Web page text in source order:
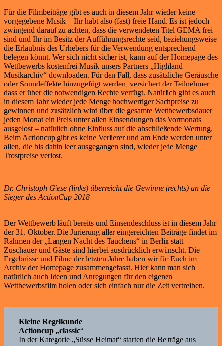
Für die Filmbeiträge gibt es auch in diesem Jahr wieder keine
vorgegebene Musik – Ihr habt also (fast) freie Hand. Es ist jedoch
zwingend darauf zu achten, dass die verwendeten Titel GEMA frei
sind und Ihr im Besitz der Aufführungsrechte seid, beziehungsweise
die Erlaubnis des Urhebers für die Verwendung entsprechend
belegen könnt. Wer sich nicht sicher ist, kann auf der Homepage des
Wettbewerbs kostenfrei Musik unsers Partners „Highland
Musikarchiv“ downloaden. Für den Fall, dass zusätzliche Geräusche
oder Soundeffekte hinzugefügt werden, versichert der Teilnehmer,
dass er über die notwendigen Rechte verfügt. Natürlich gibt es auch
in diesem Jahr wieder jede Menge hochwertiger Sachpreise zu
gewinnen und zusätzlich wird über die gesamte Wettbewerbsdauer
jeden Monat ein Preis unter allen Einsendungen das Vormonats
ausgelost – natürlich ohne Einfluss auf die abschließende Wertung.
Beim Actioncup gibt es keine Verlierer und am Ende werden unter
allen, die bis dahin leer ausgegangen sind, wieder jede Menge
Trostpreise verlost.
Dr. Christoph Giese (links) überreicht die Gewinne (rechts) an die
Sieger des ActionCup 2018
Der Wettbewerb läuft bereits und Einsendeschluss ist in diesem Jahr
der 31. Oktober. Die Jurierung aller eingereichten Beiträge findet im
Rahmen der „Langen Nacht des Tauchens“ in Berlin statt –
Zuschauer und Gäste sind hierbei ausdrücklich erwünscht. Die
Ergebnisse und Filme der letzten Jahre haben wir für Euch im
Archiv der Homepage zusammengefasst. Hier kann man sich
natürlich auch Ideen und Anregungen für den eigenen
Wettbewerbsfilm holen oder sich einfach nur die Zeit vertreiben.
Kleine Regelkunde
Actioncup „classic“
In der Kategorie „Süsse Heimat“ starten die Beiträge aus